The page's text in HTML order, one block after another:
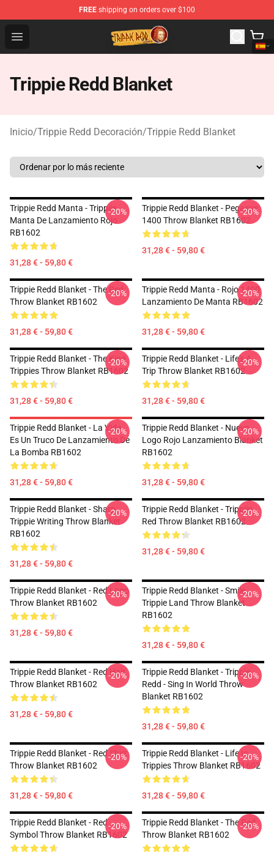
FREE shipping on orders over $100
Open menu
Trippie Redd Store - Official Trippie Redd Merchandise
Trippie Redd Blanket
Inicio/Trippie Redd Decoración/Trippie Redd Blanket
Trippie Redd Manta - Trippiie
Manta De Lanzamiento Rojo
RB1602
31,28 € - 59,80 €
-20%
Trippie Redd Blanket - Pegasus
1400 Throw Blanket RB1602
31,28 € - 59,80 €
-20%
Trippie Redd Blanket - The Red
Throw Blanket RB1602
31,28 € - 59,80 €
-20%
Trippie Redd Manta - Rojo 1400
Lanzamiento De Manta RB1602
31,28 € - 59,80 €
-20%
Trippie Redd Blanket - The King
Trippies Throw Blanket RB1602
31,28 € - 59,80 €
-20%
Trippie Redd Blanket - Life's A
Trip Throw Blanket RB1602
31,28 € - 59,80 €
-20%
Trippie Redd Blanket - La Vida
Es Un Truco De Lanzamiento De
La Bomba RB1602
31,28 € - 59,80 €
-20%
Trippie Redd Blanket - Nuevo
Logo Rojo Lanzamiento Blanket
RB1602
31,28 € - 59,80 €
-20%
Trippie Redd Blanket - Sharp
Trippie Writing Throw Blanket
RB1602
31,28 € - 59,80 €
-20%
Trippie Redd Blanket - Trippiie
Red Throw Blanket RB1602
31,28 € - 59,80 €
-20%
Trippie Redd Blanket - Red Logo
Throw Blanket RB1602
31,28 € - 59,80 €
-20%
Trippie Redd Blanket - Smile
Trippie Land Throw Blanket
RB1602
31,28 € - 59,80 €
-20%
Trippie Redd Blanket - Red Hair
Throw Blanket RB1602
31,28 € - 59,80 €
-20%
Trippie Redd Blanket - Trippie
Redd - Sing In World Throw
Blanket RB1602
31,28 € - 59,80 €
-20%
Trippie Redd Blanket - Red Shirt
Throw Blanket RB1602
31,28 € - 59,80 €
-20%
Trippie Redd Blanket - Life Is
Trippies Throw Blanket RB1602
31,28 € - 59,80 €
-20%
Trippie Redd Blanket - Red
Symbol Throw Blanket RB1602
-20%
Trippie Redd Blanket - The Red
Throw Blanket RB1602
-20%